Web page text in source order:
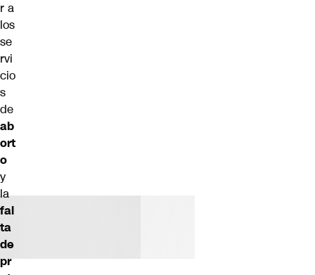
r a
los
se
rvi
cio
s
de
ab
ort
o
y
la
fal
ta
de
pr